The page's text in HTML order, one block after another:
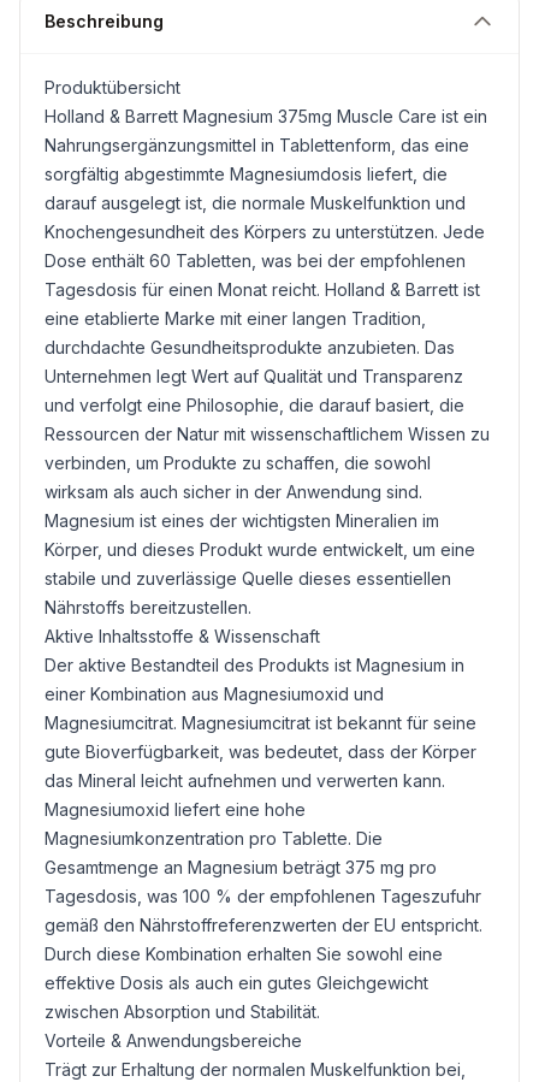
Beschreibung
Produktübersicht
Holland & Barrett Magnesium 375mg Muscle Care ist ein
Nahrungsergänzungsmittel in Tablettenform, das eine
sorgfältig abgestimmte Magnesiumdosis liefert, die
darauf ausgelegt ist, die normale Muskelfunktion und
Knochengesundheit des Körpers zu unterstützen. Jede
Dose enthält 60 Tabletten, was bei der empfohlenen
Tagesdosis für einen Monat reicht. Holland & Barrett ist
eine etablierte Marke mit einer langen Tradition,
durchdachte Gesundheitsprodukte anzubieten. Das
Unternehmen legt Wert auf Qualität und Transparenz
und verfolgt eine Philosophie, die darauf basiert, die
Ressourcen der Natur mit wissenschaftlichem Wissen zu
verbinden, um Produkte zu schaffen, die sowohl
wirksam als auch sicher in der Anwendung sind.
Magnesium ist eines der wichtigsten Mineralien im
Körper, und dieses Produkt wurde entwickelt, um eine
stabile und zuverlässige Quelle dieses essentiellen
Nährstoffs bereitzustellen.
Aktive Inhaltsstoffe & Wissenschaft
Der aktive Bestandteil des Produkts ist Magnesium in
einer Kombination aus Magnesiumoxid und
Magnesiumcitrat. Magnesiumcitrat ist bekannt für seine
gute Bioverfügbarkeit, was bedeutet, dass der Körper
das Mineral leicht aufnehmen und verwerten kann.
Magnesiumoxid liefert eine hohe
Magnesiumkonzentration pro Tablette. Die
Gesamtmenge an Magnesium beträgt 375 mg pro
Tagesdosis, was 100 % der empfohlenen Tageszufuhr
gemäß den Nährstoffreferenzwerten der EU entspricht.
Durch diese Kombination erhalten Sie sowohl eine
effektive Dosis als auch ein gutes Gleichgewicht
zwischen Absorption und Stabilität.
Vorteile & Anwendungsbereiche
Trägt zur Erhaltung der normalen Muskelfunktion bei,